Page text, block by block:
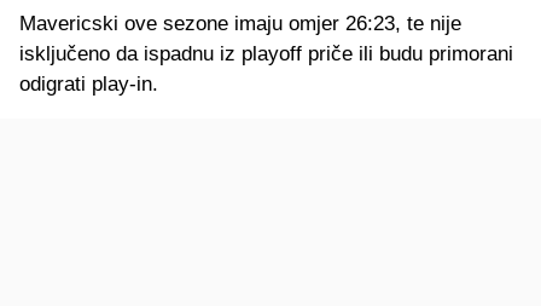
Mavericski ove sezone imaju omjer 26:23, te nije
isključeno da ispadnu iz playoff priče ili budu primorani
odigrati play-in.